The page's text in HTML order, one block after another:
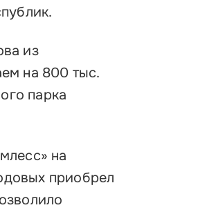
из
на 800 тыс.
парка
на
приобрел